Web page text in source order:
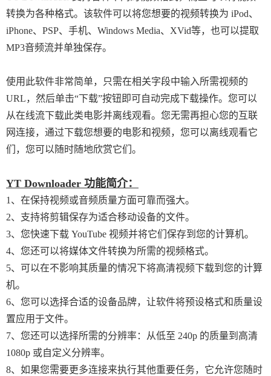
转换为各种格式。该软件可以将您想要的视频转换为 iPod、
iPhone、PSP、手机、Windows Media、XVid等，也可以提取
MP3音频流并单独保存。
使用此软件非常简单，只需在相关字段中输入所需视频的
URL，然后单击“下载”按钮即可自动完成下载操作。您可以
从在线流下载此类电影并离线观看。您无需再担心您的互联
网连接，通过下载您想要的电影和视频，您可以离线观看它
们，您可以随时随地欣赏它们。
YT Downloader 功能简介：
1、在保持视频或音频质量方面可靠而强大。
2、支持将剪辑保存为适合移动设备的文件。
3、您快速下载 YouTube 视频并将它们保存到您的计算机。
4、您还可以将媒体文件转换为所需的视频格式。
5、可以在不影响其质量的情况下将高清视频下载到您的计算
机。
6、您可以选择合适的设备品牌，让软件将预设格式和质量设
置应用于文件。
7、您还可以选择所需的分辨率：从低至 240p 的质量到高清
1080p 或自定义分辨率。
8、如果您需要更多连接来执行其他重要任务，它允许您随时